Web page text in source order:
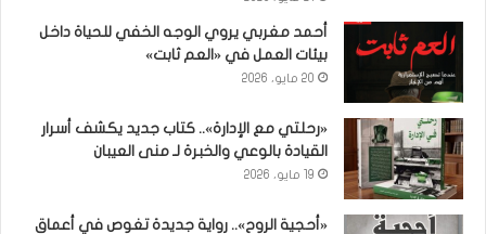
أحمد مغربي يروي الوجه الخفي للحياة داخل
بيئات العمل في «العم ثابت»
20 مايو، 2026
«رحلتي مع الإدارة».. كتاب جديد يكشف أسرار
القيادة بالوعي والخبرة لـ منى العيبان
19 مايو، 2026
«أحجية الروح».. رواية جديدة تغوص في أعماق